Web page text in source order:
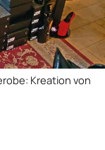
Kreation von